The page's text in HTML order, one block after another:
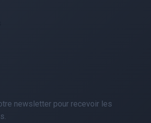
newsletter pour recevoir les